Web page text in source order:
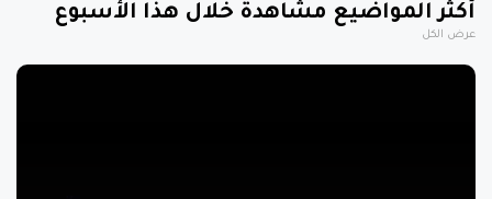
أكثر المواضيع مشاهدة خلال هذا الأسبوع
عرض الكل